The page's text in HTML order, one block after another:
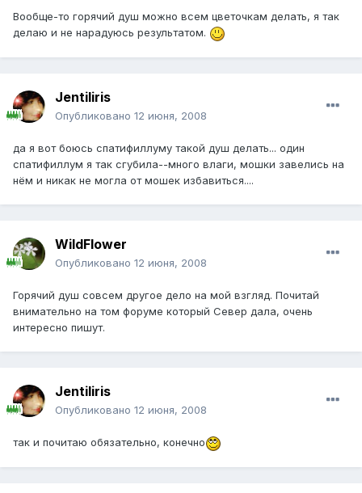
Вообще-то горячий душ можно всем цветочкам делать, я так
делаю и не нарадуюсь результатом.
Jentiliris
Опубликовано 12 июня, 2008
да я вот боюсь спатифиллуму такой душ делать... один
спатифиллум я так сгубила--много влаги, мошки завелись на
нём и никак не могла от мошек избавиться....
WildFlower
Опубликовано 12 июня, 2008
Горячий душ совсем другое дело на мой взгляд. Почитай
внимательно на том форуме который Север дала, очень
интересно пишут.
Jentiliris
Опубликовано 12 июня, 2008
так и почитаю обязательно, конечно